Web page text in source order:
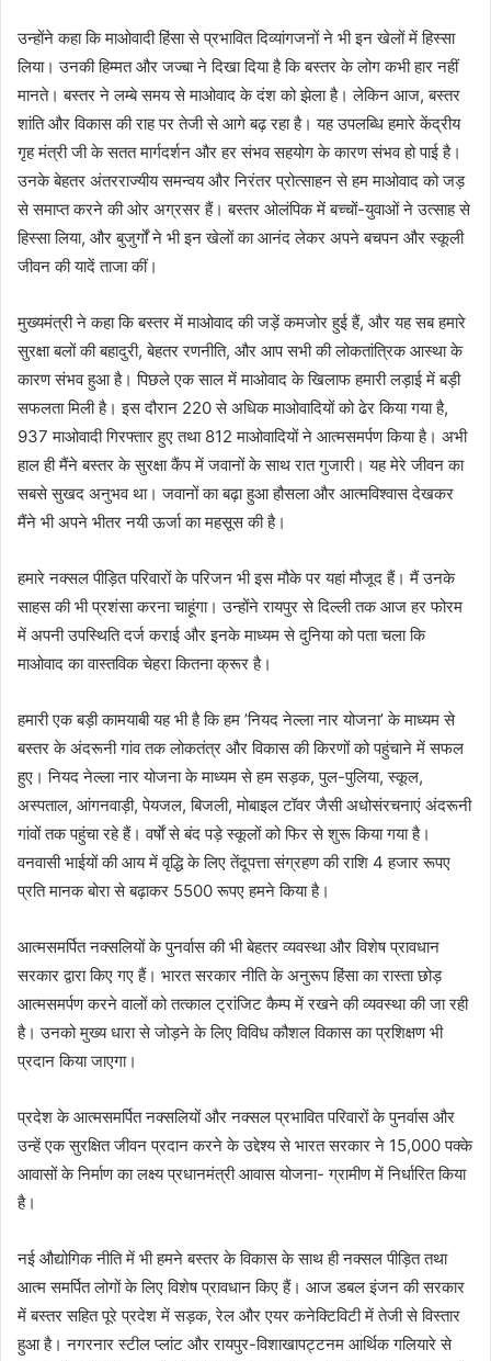
उन्होंने कहा कि माओवादी हिंसा से प्रभावित दिव्यांगजनों ने भी इन खेलों में हिस्सा
लिया। उनकी हिम्मत और जज्बा ने दिखा दिया है कि बस्तर के लोग कभी हार नहीं
मानते। बस्तर ने लम्बे समय से माओवाद के दंश को झेला है। लेकिन आज, बस्तर
शांति और विकास की राह पर तेजी से आगे बढ़ रहा है। यह उपलब्धि हमारे केंद्रीय
गृह मंत्री जी के सतत मार्गदर्शन और हर संभव सहयोग के कारण संभव हो पाई है।
उनके बेहतर अंतरराज्यीय समन्वय और निरंतर प्रोत्साहन से हम माओवाद को जड़
से समाप्त करने की ओर अग्रसर हैं। बस्तर ओलंपिक में बच्चों-युवाओं ने उत्साह से
हिस्सा लिया, और बुजुर्गों ने भी इन खेलों का आनंद लेकर अपने बचपन और स्कूली
जीवन की यादें ताजा कीं।
मुख्यमंत्री ने कहा कि बस्तर में माओवाद की जड़ें कमजोर हुई हैं, और यह सब हमारे
सुरक्षा बलों की बहादुरी, बेहतर रणनीति, और आप सभी की लोकतांत्रिक आस्था के
कारण संभव हुआ है। पिछले एक साल में माओवाद के खिलाफ हमारी लड़ाई में बड़ी
सफलता मिली है। इस दौरान 220 से अधिक माओवादियों को ढेर किया गया है,
937 माओवादी गिरफ्तार हुए तथा 812 माओवादियों ने आत्मसमर्पण किया है। अभी
हाल ही मैंने बस्तर के सुरक्षा कैंप में जवानों के साथ रात गुजारी। यह मेरे जीवन का
सबसे सुखद अनुभव था। जवानों का बढ़ा हुआ हौसला और आत्मविश्वास देखकर
मैंने भी अपने भीतर नयी ऊर्जा का महसूस की है।
हमारे नक्सल पीड़ित परिवारों के परिजन भी इस मौके पर यहां मौजूद हैं। मैं उनके
साहस की भी प्रशंसा करना चाहूंगा। उन्होंने रायपुर से दिल्ली तक आज हर फोरम
में अपनी उपस्थिति दर्ज कराई और इनके माध्यम से दुनिया को पता चला कि
माओवाद का वास्तविक चेहरा कितना क्रूर है।
हमारी एक बड़ी कामयाबी यह भी है कि हम ’नियद नेल्ला नार योजना’ के माध्यम से
बस्तर के अंदरूनी गांव तक लोकतंत्र और विकास की किरणों को पहुंचाने में सफल
हुए। नियद नेल्ला नार योजना के माध्यम से हम सड़क, पुल-पुलिया, स्कूल,
अस्पताल, आंगनवाड़ी, पेयजल, बिजली, मोबाइल टॉवर जैसी अधोसंरचनाएं अंदरूनी
गांवों तक पहुंचा रहे हैं। वर्षाें से बंद पड़े स्कूलों को फिर से शुरू किया गया है।
वनवासी भाईयों की आय में वृद्धि के लिए तेंदूपत्ता संग्रहण की राशि 4 हजार रूपए
प्रति मानक बोरा से बढ़ाकर 5500 रूपए हमने किया है।
आत्मसमर्पित नक्सलियों के पुनर्वास की भी बेहतर व्यवस्था और विशेष प्रावधान
सरकार द्वारा किए गए हैं। भारत सरकार नीति के अनुरूप हिंसा का रास्ता छोड़
आत्मसमर्पण करने वालों को तत्काल ट्रांजिट कैम्प में रखने की व्यवस्था की जा रही
है। उनको मुख्य धारा से जोड़ने के लिए विविध कौशल विकास का प्रशिक्षण भी
प्रदान किया जाएगा।
प्रदेश के आत्मसमर्पित नक्सलियों और नक्सल प्रभावित परिवारों के पुनर्वास और
उन्हें एक सुरक्षित जीवन प्रदान करने के उद्देश्य से भारत सरकार ने 15,000 पक्के
आवासों के निर्माण का लक्ष्य प्रधानमंत्री आवास योजना- ग्रामीण में निर्धारित किया
है।
नई औद्योगिक नीति में भी हमने बस्तर के विकास के साथ ही नक्सल पीड़ित तथा
आत्म समर्पित लोगों के लिए विशेष प्रावधान किए हैं। आज डबल इंजन की सरकार
में बस्तर सहित पूरे प्रदेश में सड़क, रेल और एयर कनेक्टिविटी में तेजी से विस्तार
हुआ है। नगरनार स्टील प्लांट और रायपुर-विशाखापट्टनम आर्थिक गलियारे से